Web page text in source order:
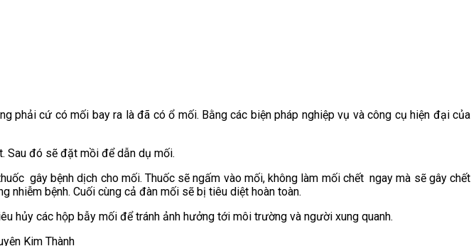
phải cứ có mối bay ra là đã có ổ mối. Bằng các biện pháp nghiệp vụ và công cụ hiện đại của
Sau đó sẽ đặt mồi để dẫn dụ mối.
gây bệnh dịch cho mối. Thuốc sẽ ngấm vào mối, không làm mối chết ngay mà sẽ gây chết
nhiễm bệnh. Cuối cùng cả đàn mối sẽ bị tiêu diệt hoàn toàn.
hủy các hộp bẫy mối để tránh ảnh hưởng tới môi trường và người xung quanh.